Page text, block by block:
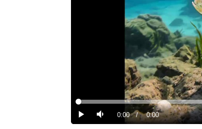
PredvajajTiho Current
0:00 / Duration
0:00
Loaded:
0%